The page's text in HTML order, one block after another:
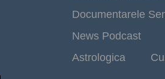
Documentarele
News Podcast
Astrologica